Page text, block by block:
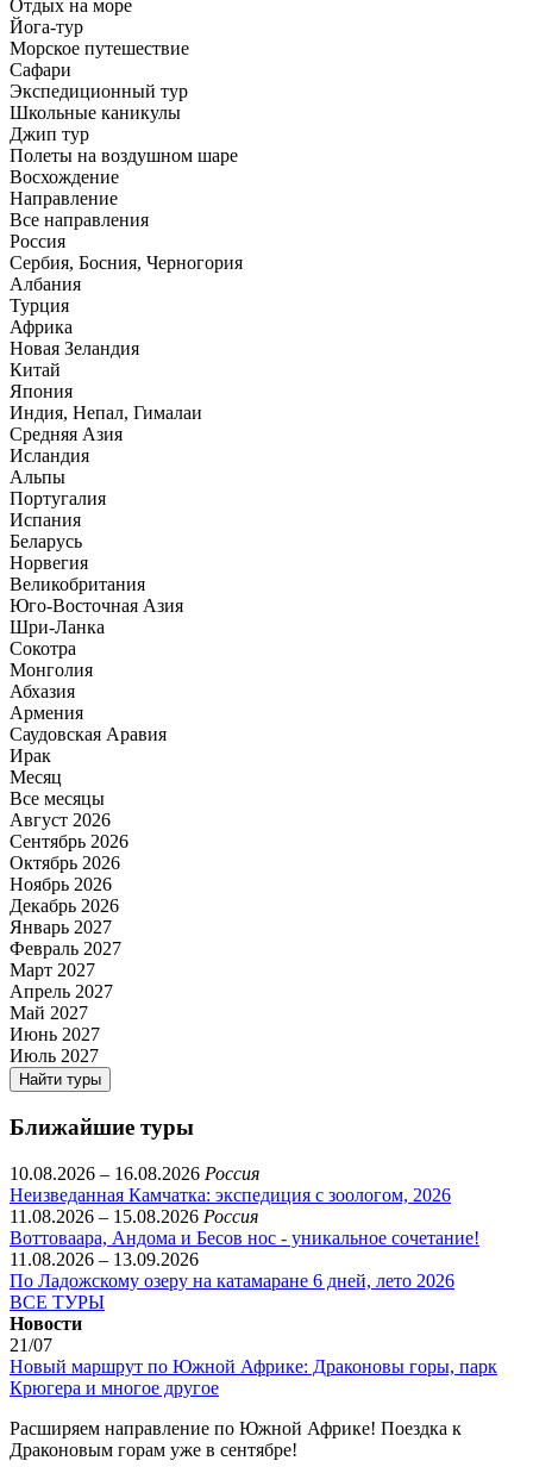
Отдых на море
Йога-тур
Морское путешествие
Сафари
Экспедиционный тур
Школьные каникулы
Джип тур
Полеты на воздушном шаре
Восхождение
Направлениe
Все направления
Россия
Сербия, Босния, Черногория
Албания
Турция
Африка
Новая Зеландия
Китай
Япония
Индия, Непал, Гималаи
Средняя Азия
Исландия
Альпы
Португалия
Испания
Беларусь
Норвегия
Великобритания
Юго-Восточная Азия
Шри-Ланка
Сокотра
Монголия
Абхазия
Армения
Саудовская Аравия
Ирак
Месяц
Все месяцы
Август 2026
Сентябрь 2026
Октябрь 2026
Ноябрь 2026
Декабрь 2026
Январь 2027
Февраль 2027
Март 2027
Апрель 2027
Май 2027
Июнь 2027
Июль 2027
Найти туры
Ближайшие туры
10.08.2026 – 16.08.2026 Россия
Неизведанная Камчатка: экспедиция с зоологом, 2026
11.08.2026 – 15.08.2026 Россия
Воттоваара, Андома и Бесов нос - уникальное сочетание!
11.08.2026 – 13.09.2026
По Ладожскому озеру на катамаране 6 дней, лето 2026
ВСЕ ТУРЫ
Новости
21/07
Новый маршрут по Южной Африке: Драконовы горы, парк
Крюгера и многое другое
Расширяем направление по Южной Африке! Поездка к
Драконовым горам уже в сентябре!